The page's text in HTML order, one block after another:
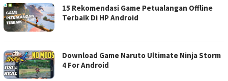
15 Rekomendasi Game Petualangan Offline
Terbaik Di HP Android
Download Game Naruto Ultimate Ninja Storm
4 For Android